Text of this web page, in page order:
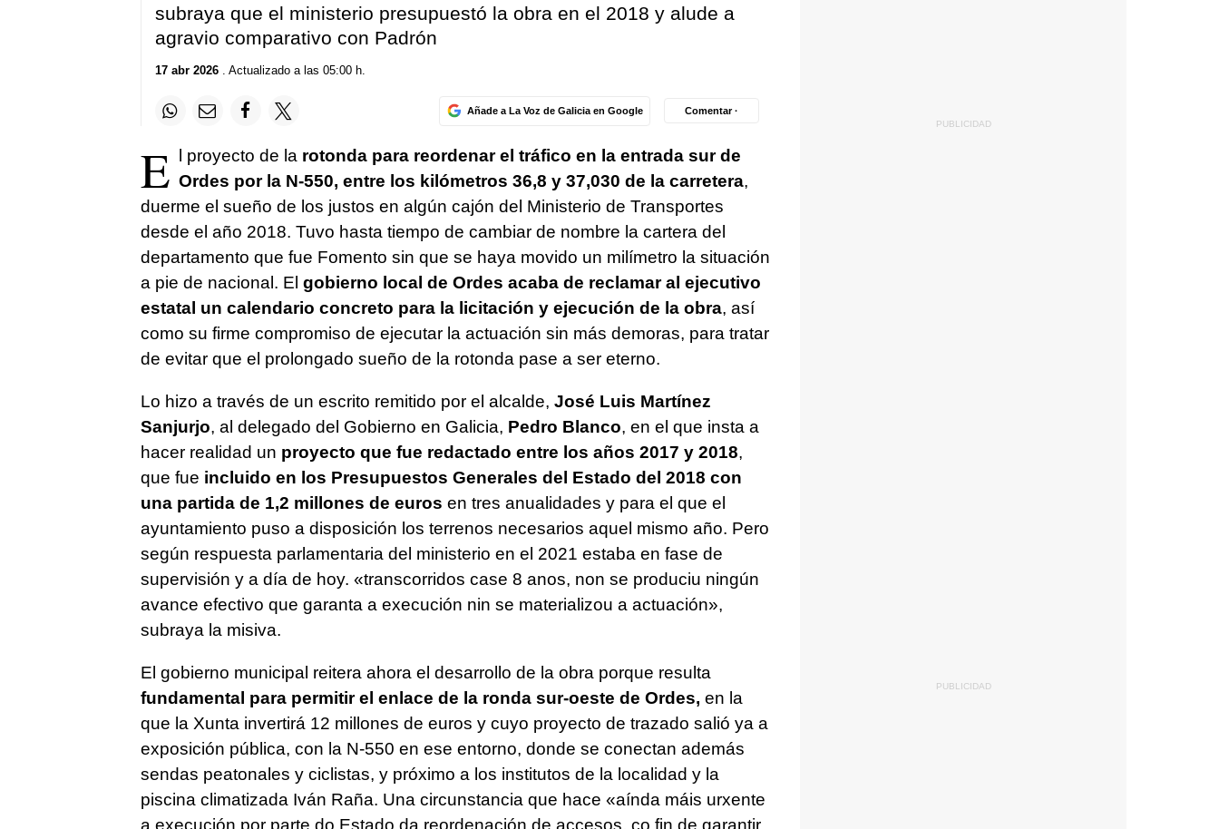
subraya que el ministerio presupuestó la obra en el 2018 y alude a
agravio comparativo con Padrón
17 abr 2026. Actualizado a las 05:00 h.
Añade a La Voz de Galicia en Google Comentar ·
E l proyecto de la rotonda para reordenar el tráfico en la entrada sur de
Ordes por la N-550, entre los kilómetros 36,8 y 37,030 de la carretera,
duerme el sueño de los justos en algún cajón del Ministerio de Transportes
desde el año 2018. Tuvo hasta tiempo de cambiar de nombre la cartera del
departamento que fue Fomento sin que se haya movido un milímetro la situación
a pie de nacional. El gobierno local de Ordes acaba de reclamar al ejecutivo
estatal un calendario concreto para la licitación y ejecución de la obra, así
como su firme compromiso de ejecutar la actuación sin más demoras, para tratar
de evitar que el prolongado sueño de la rotonda pase a ser eterno.
Lo hizo a través de un escrito remitido por el alcalde, José Luis Martínez
Sanjurjo, al delegado del Gobierno en Galicia, Pedro Blanco, en el que insta a
hacer realidad un proyecto que fue redactado entre los años 2017 y 2018,
que fue incluido en los Presupuestos Generales del Estado del 2018 con
una partida de 1,2 millones de euros en tres anualidades y para el que el
ayuntamiento puso a disposición los terrenos necesarios aquel mismo año. Pero
según respuesta parlamentaria del ministerio en el 2021 estaba en fase de
supervisión y a día de hoy. «transcorridos case 8 anos, non se produciu ningún
avance efectivo que garanta a execución nin se materializou a actuación»,
subraya la misiva.
El gobierno municipal reitera ahora el desarrollo de la obra porque resulta
fundamental para permitir el enlace de la ronda sur-oeste de Ordes, en la
que la Xunta invertirá 12 millones de euros y cuyo proyecto de trazado salió ya a
exposición pública, con la N-550 en ese entorno, donde se conectan además
sendas peatonales y ciclistas, y próximo a los institutos de la localidad y la
piscina climatizada Iván Raña. Una circunstancia que hace «aínda máis urxente